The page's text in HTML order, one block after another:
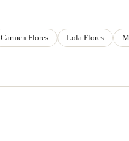
Carmen Flores Lola Flores